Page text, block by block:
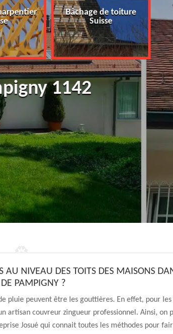
Bâchage de toiture
Suisse
1142
AU NIVEAU DES TOITS DES MAISONS
PAMPIGNY ?
pluie peuvent être les gouttières. En effet, pour
artisan couvreur zingueur professionnel. Ainsi, on
Josué qui connait toutes les méthodes pour